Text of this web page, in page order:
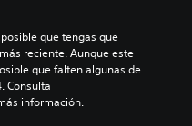
que tengas que
reciente. Aunque este
que falten algunas de
Consulta
información.